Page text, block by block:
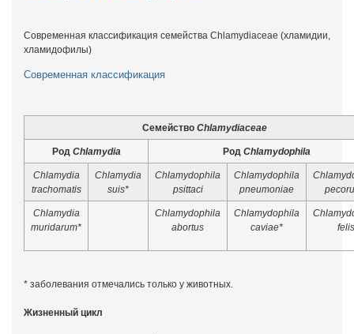
Современная классификация семейства Chlamydiaceae (хламидии,
хламидофилы)
Современная классификация
Семейство Chlamydiaceae
Род Chlamydia Род Chlamydophila
Chlamydia
trachomatis
Chlamydia
suis*
Chlamydophila
psittaci
Chlamydophila
pneumoniae
Chlamydia
muridarum*
Chlamydophila
abortus
Chlamydophila
caviae*
felis
* заболевания отмечались только у животных.
Жизненный цикл